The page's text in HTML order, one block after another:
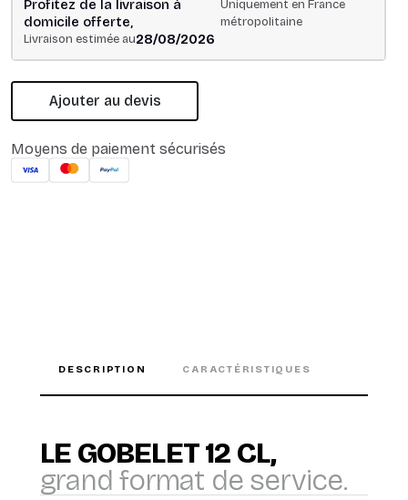
Profitez de la livraison à
domicile offerte,
Uniquement en France
métropolitaine
Livraison estimée au28/08/2026
Ajouter au devis
Moyens de paiement sécurisés
DESCRIPTION CARACTÉRISTIQUES
LE GOBELET 12 CL,
grand format de service.